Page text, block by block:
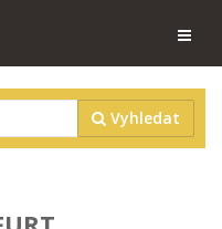
Vyhledat